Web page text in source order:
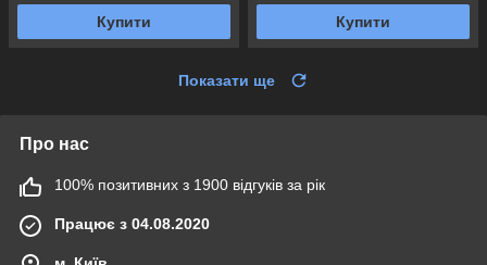
Купити Купити
Показати ще
Про нас
100% позитивних з 1900 відгуків за рік
Працює з 04.08.2020